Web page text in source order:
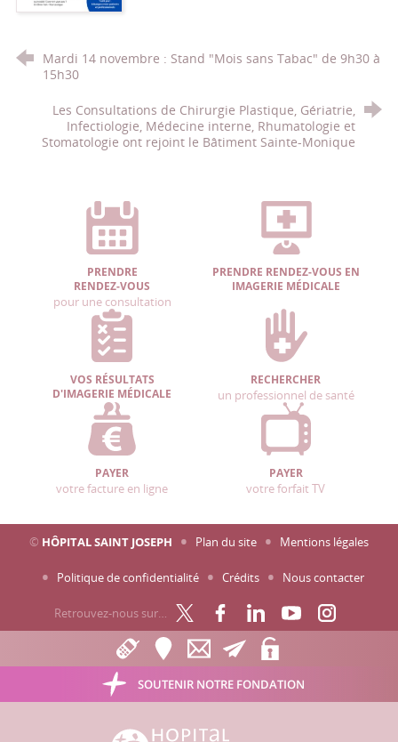
Mardi 14 novembre : Stand "Mois sans Tabac" de 9h30 à
15h30
Les Consultations de Chirurgie Plastique, Gériatrie,
Infectiologie, Médecine interne, Rhumatologie et
Stomatologie ont rejoint le Bâtiment Sainte-Monique
PRENDRE
RENDEZ-VOUS
pour une consultation
PRENDRE RENDEZ-VOUS EN
IMAGERIE MÉDICALE
VOS RÉSULTATS
D'IMAGERIE MÉDICALE
RECHERCHER
un professionnel de santé
PAYER
votre facture en ligne
PAYER
votre forfait TV
© HÔPITAL SAINT JOSEPH Plan du site Mentions légales
Politique de confidentialité Crédits Nous contacter
Retrouvez-nous sur…
SOUTENIR NOTRE FONDATION